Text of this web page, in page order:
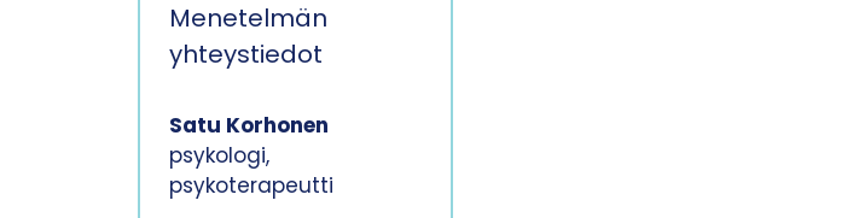
Menetelmän
yhteystiedot
Satu Korhonen
psykologi,
psykoterapeutti